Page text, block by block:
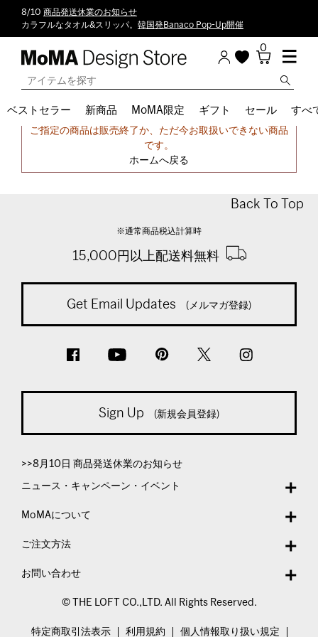
8/10 商品発送休業のお知らせ
カラフルなタオル&スリッパ。 韓国発Banaco Pop-Up開催
0
ベストセラー 新商品 MoMA限定 ギフト セール すべ
申し訳ございません。
ご指定の商品は販売終了か、ただ今お取扱いできない商品
です。
ホームへ戻る
Back To Top
※通常商品税込計算時
15,000円以上配送料無料
Get Email Updates (メルマガ登録)
Sign Up (新規会員登録)
>>8月10日 商品発送休業のお知らせ
ニュース・キャンペーン・イベント
MoMAについて
ご注文方法
お問い合わせ
© THE LOFT CO.,LTD. All Rights Reserved.
特定商取引法表示 利用規約 個人情報取り扱い規定